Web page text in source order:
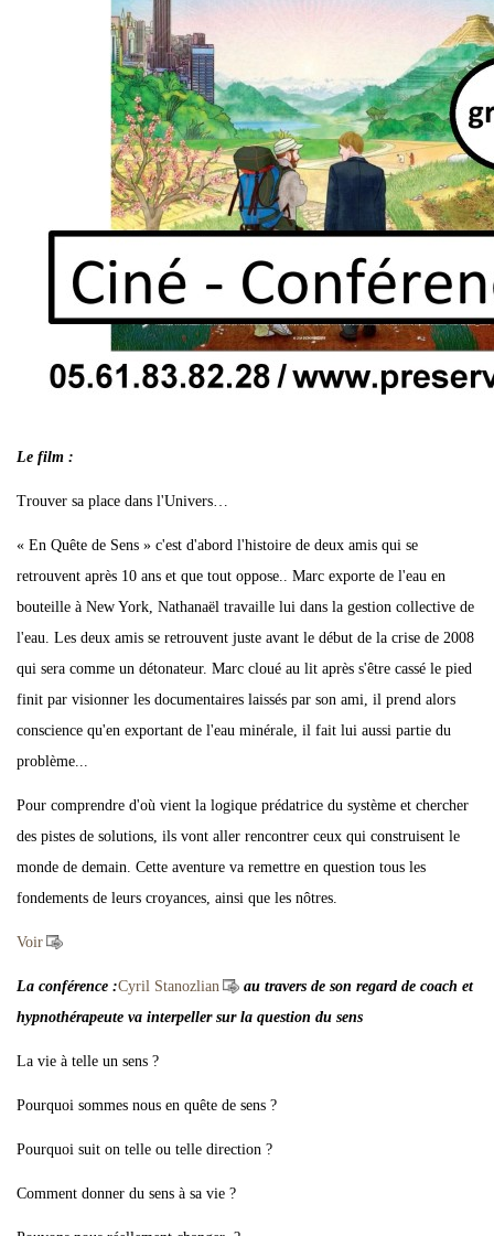
Le film :
Trouver sa place dans l'Univers…
« En Quête de Sens » c'est d'abord l'histoire de deux amis qui se
retrouvent après 10 ans et que tout oppose.. Marc exporte de l'eau en
bouteille à New York, Nathanaël travaille lui dans la gestion collective de
l'eau. Les deux amis se retrouvent juste avant le début de la crise de 2008
qui sera comme un détonateur. Marc cloué au lit après s'être cassé le pied
finit par visionner les documentaires laissés par son ami, il prend alors
conscience qu'en exportant de l'eau minérale, il fait lui aussi partie du
problème...
Pour comprendre d'où vient la logique prédatrice du système et chercher
des pistes de solutions, ils vont aller rencontrer ceux qui construisent le
monde de demain. Cette aventure va remettre en question tous les
fondements de leurs croyances, ainsi que les nôtres.
Voir
La conférence :Cyril Stanozlian
au travers de son regard de coach et
hypnothérapeute va interpeller sur la question du sens
La vie à telle un sens ?
Pourquoi sommes nous en quête de sens ?
Pourquoi suit on telle ou telle direction ?
Comment donner du sens à sa vie ?